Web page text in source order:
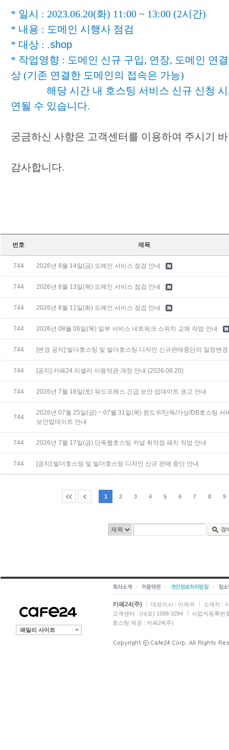
* 일시 : 2023.06.20(화) 11:00 ~ 13:00 (2시간)
* 내용 : 도메인 시행사 점검
* 대상 : .shop
* 작업영향 : 도메인 신규 구입, 연장, 도메인 연
상 (기존 연결한 도메인의 접속은 가능)
해당 시간 내 호스팅 서비스 신규 신청 시,
연될 수 있습니다.
궁금하신 사항은 고객센터를 이용하여 주시기
감사합니다.
번호 제목
744 2026년 8월 14일(금) 도메인 서비스 점검 안내
744 2026년 8월 13일(목) 도메인 서비스 점검 안내
744 2026년 8월 11일(화) 도메인 서비스 점검 안내
744 2026년 08월 06일(목) 일부 서비스 네트워크 스위치 교체 작업 안내
744 [변경 공지] 빌더호스팅 및 빌더호스팅 디자인 신규판매중단의 일정변경
744 [공지] 카페24 리셀러 이용약관 개정 안내 (2026.08.20)
744 2026년 7월 18일(토) 워드프레스 긴급 보안 업데이트 권고 안내
744
2026년 07월 25일(금) ~ 07월 31일(목) 윈도우/단독/가상/DB호스팅 서
보안업데이트 안내
744 2026년 7월 17일(금) 단독웹호스팅 커널 취약점 패치 작업 안내
744 [공지] 빌더호스팅 및 빌더호스팅 디자인 신규 판매 중단 안내
1 2 3 4 5 6 7 8 9
패밀리 사이트
카페24(주) 대표이사 : 이재석
소재지 :
고객센터 : (대표) 1588-3284
사업자등록번
호스팅 제공 : 카페24(주)